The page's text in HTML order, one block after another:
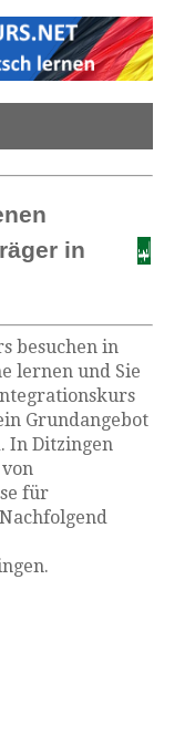
in
besuchen in
lernen und Sie
Grundangebot
In Ditzingen
für